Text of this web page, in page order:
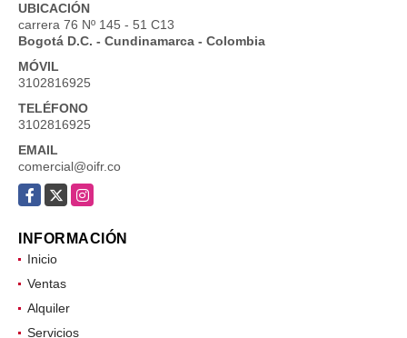
UBICACIÓN
carrera 76 Nº 145 - 51 C13
Bogotá D.C. - Cundinamarca - Colombia
MÓVIL
3102816925
TELÉFONO
3102816925
EMAIL
comercial@oifr.co
Facebook
X Instagram
INFORMACIÓN
Inicio
Ventas
Alquiler
Servicios